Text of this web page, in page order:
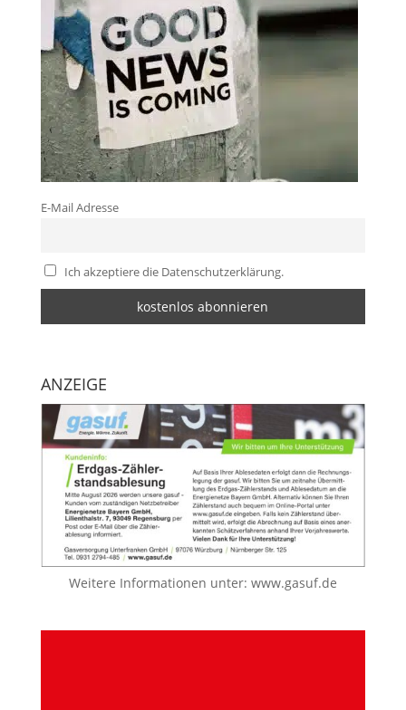
E-Mail Adresse
Ich akzeptiere die Datenschutzerklärung.
ANZEIGE
Weitere Informationen unter: www.gasuf.de